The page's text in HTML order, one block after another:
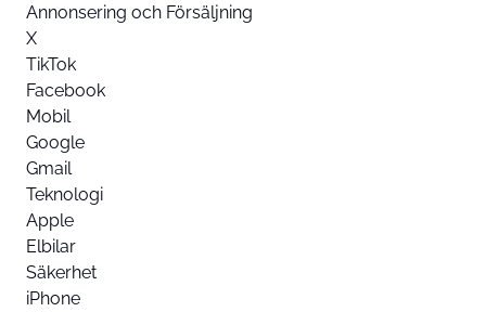
Annonsering och Försäljning
X
TikTok
Facebook
Mobil
Google
Gmail
Teknologi
Apple
Elbilar
Säkerhet
iPhone